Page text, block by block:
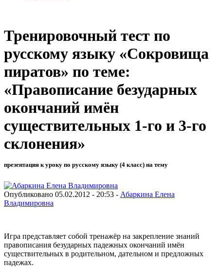
Тренировочный тест по
русскому языку «Сокровища
пиратов» по теме:
«Правописание безударных
окончаний имён
существительных 1-го и 3-го
склонения»
презентация к уроку по русскому языку (4 класс) на тему
Опубликовано 05.02.2012 - 20:53 - Абаркина Елена
Владимировна
Игра представляет собой тренажёр на закрепление знаний
правописания безударных падежных окончаний имён
существительных в родительном, дательном и предложных
падежах.